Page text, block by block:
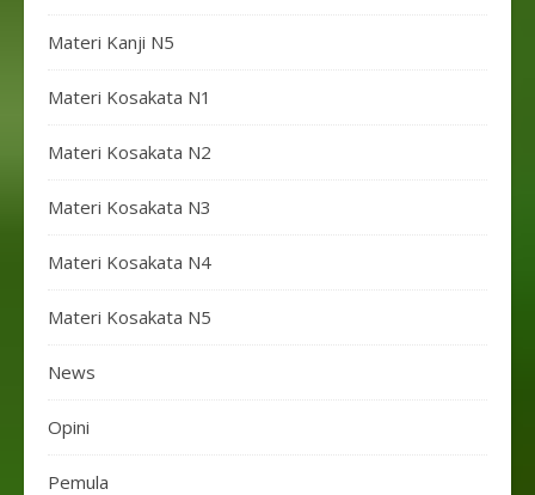
Materi Kanji N5
Materi Kosakata N1
Materi Kosakata N2
Materi Kosakata N3
Materi Kosakata N4
Materi Kosakata N5
News
Opini
Pemula